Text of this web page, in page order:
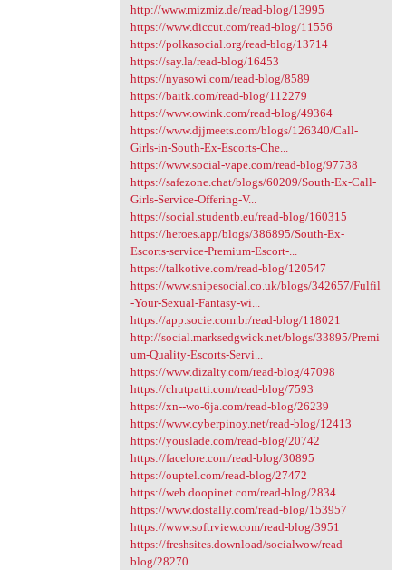
http://www.mizmiz.de/read-blog/13995
https://www.diccut.com/read-blog/11556
https://polkasocial.org/read-blog/13714
https://say.la/read-blog/16453
https://nyasowi.com/read-blog/8589
https://baitk.com/read-blog/112279
https://www.owink.com/read-blog/49364
https://www.djjmeets.com/blogs/126340/Call-
Girls-in-South-Ex-Escorts-Che...
https://www.social-vape.com/read-blog/97738
https://safezone.chat/blogs/60209/South-Ex-Call-
Girls-Service-Offering-V...
https://social.studentb.eu/read-blog/160315
https://heroes.app/blogs/386895/South-Ex-
Escorts-service-Premium-Escort-...
https://talkotive.com/read-blog/120547
https://www.snipesocial.co.uk/blogs/342657/Fulfil
-Your-Sexual-Fantasy-wi...
https://app.socie.com.br/read-blog/118021
http://social.marksedgwick.net/blogs/33895/Premi
um-Quality-Escorts-Servi...
https://www.dizalty.com/read-blog/47098
https://chutpatti.com/read-blog/7593
https://xn--wo-6ja.com/read-blog/26239
https://www.cyberpinoy.net/read-blog/12413
https://youslade.com/read-blog/20742
https://facelore.com/read-blog/30895
https://ouptel.com/read-blog/27472
https://web.doopinet.com/read-blog/2834
https://www.dostally.com/read-blog/153957
https://www.softrview.com/read-blog/3951
https://freshsites.download/socialwow/read-
blog/28270